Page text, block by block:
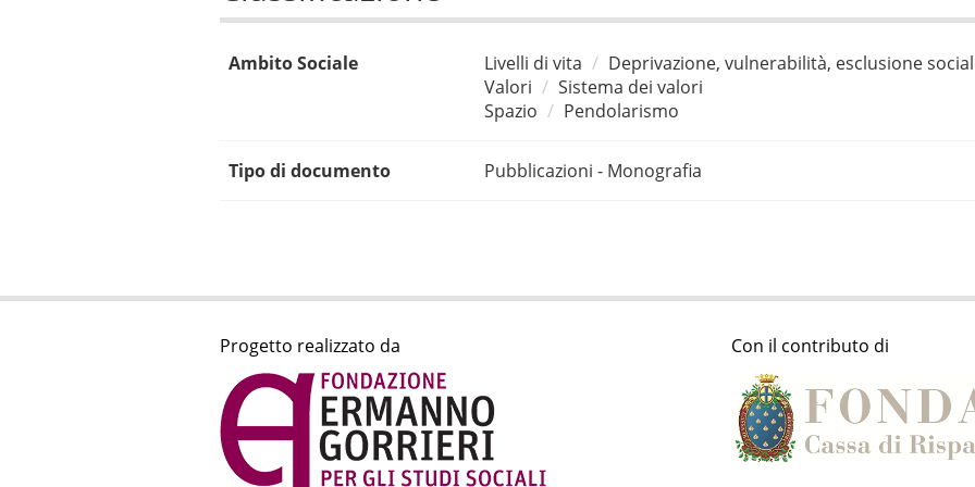
Ambito Sociale Livelli di vita
Deprivazione, vulnerabilità, esclusione
Valori
Sistema dei valori
Spazio
Pendolarismo
Tipo di documento Pubblicazioni - Monografia
Progetto realizzato da Con il contributo di